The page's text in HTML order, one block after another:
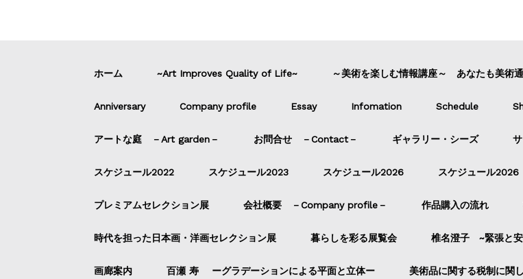
ホーム ~Art Improves Quality of Life~ ～美術を楽しむ情報講座～ あなたも美術通
Anniversary Company profile Essay Infomation Schedule
アートな庭 －Art garden－ お問合せ －Contact－ ギャラリー・シーズ
スケジュール2022 スケジュール2023 スケジュール2026 スケジュール2026
プレミアムセレクション展 会社概要 －Company profile－ 作品購入の流れ
時代を担った日本画・洋画セレクション展 暮らしを彩る展覧会 椎名澄子 ~緊張と安
画廊案内 百瀬 寿 ーグラデーションによる平面と立体ー 美術品に関する税制に関